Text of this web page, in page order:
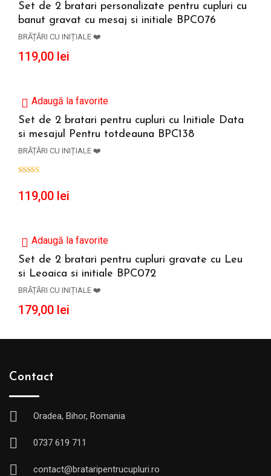
Set de 2 bratari personalizate pentru cupluri cu
banut gravat cu mesaj si initiale BPC076
BRĂȚĂRI CU INIȚIALE ❤️
119,00 lei
Adaugă la favorite
Set de 2 bratari pentru cupluri cu Initiale Data
si mesajul Pentru totdeauna BPC138
BRĂȚĂRI CU INIȚIALE ❤️
119,00 lei
Adaugă la favorite
Set de 2 bratari pentru cupluri gravate cu Leu
si Leoaica si initiale BPC072
BRĂȚĂRI CU INIȚIALE ❤️
179,00 lei
Contact
Oradea, Bihor, Romania
0737 619 711
contact@brataripentrucupluri.ro